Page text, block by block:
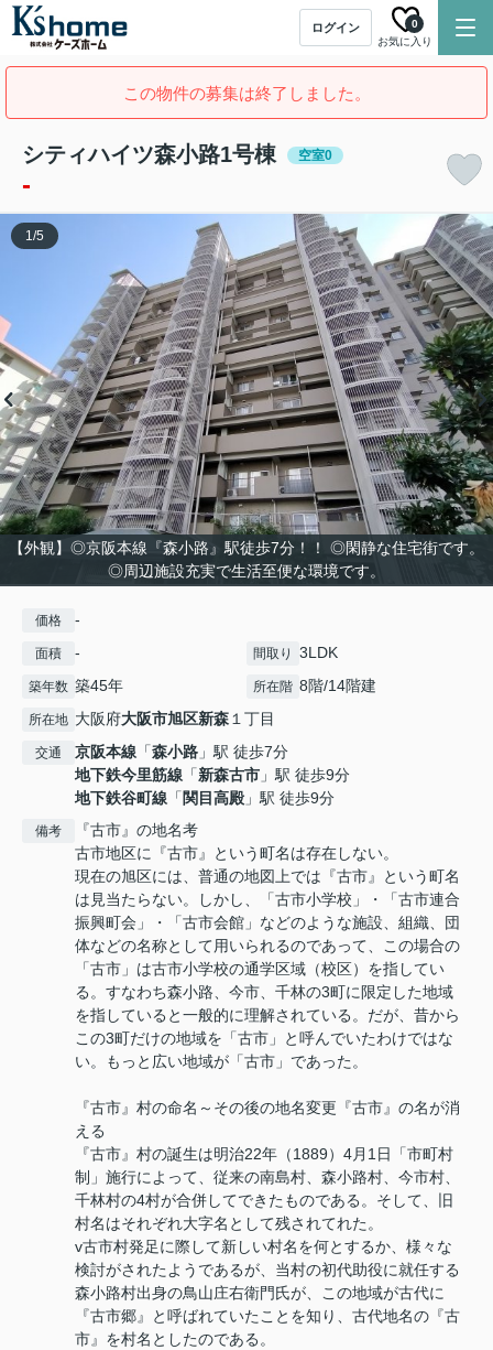
ログイン
お気に入り
0
この物件の募集は終了しました。
シティハイツ森小路1号棟 空室0
-
【外観】◎京阪本線『森小路』駅徒歩7分！！ ◎閑静な住宅街です。
◎周辺施設充実で生活至便な環境です。
1/5
価格 -
面積 - 間取り 3LDK
築年数 築45年 所在階 8階/14階建
所在地 大阪府大阪市旭区新森１丁目
交通 京阪本線 「森小路 」駅 徒歩7分
地下鉄今里筋線 「新森古市 」駅 徒歩9分
地下鉄谷町線 「 関目高殿 」駅 徒歩9分
備考
『古市』の地名考
古市地区に『古市』という町名は存在しない。
現在の旭区には、普通の地図上では『古市』という町名
は見当たらない。しかし、「古市小学校」・「古市連合
振興町会」・「古市会館」などのような施設、組織、団
体などの名称として用いられるのであって、この場合の
「古市」は古市小学校の通学区域（校区）を指してい
る。すなわち森小路、今市、千林の3町に限定した地域
を指していると一般的に理解されている。だが、昔から
この3町だけの地域を「古市」と呼んでいたわけではな
い。もっと広い地域が「古市」であった。
『古市』村の命名～その後の地名変更『古市』の名が消
える
『古市』村の誕生は明治22年（1889）4月1日「市町村
制」施行によって、従来の南島村、森小路村、今市村、
千林村の4村が合併してできたものである。そして、旧
村名はそれぞれ大字名として残されてれた。
v古市村発足に際して新しい村名を何とするか、様々な
検討がされたようであるが、当村の初代助役に就任する
森小路村出身の鳥山庄右衛門氏が、この地域が古代に
『古市郷』と呼ばれていたことを知り、古代地名の『古
市』を村名としたのである。